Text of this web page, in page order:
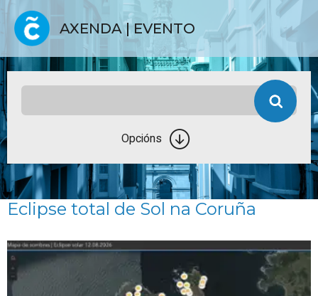
AXENDA | EVENTO
Opcións
Eclipse total de Sol na Coruña